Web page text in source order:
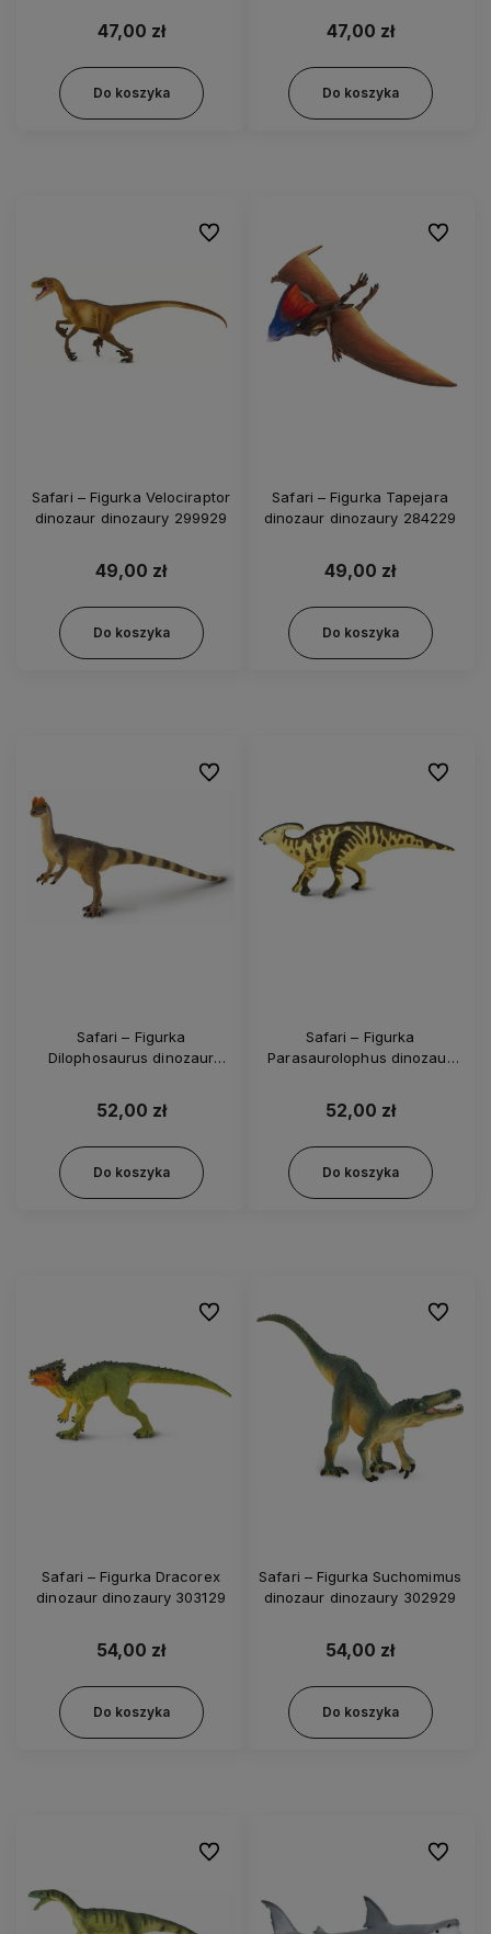
47,00 zł
Do koszyka
47,00 zł
Do koszyka
Safari – Figurka Velociraptor
dinozaur dinozaury 299929
49,00 zł
Do koszyka
Do ulubionych
Safari – Figurka Tapejara
dinozaur dinozaury 284229
49,00 zł
Do koszyka
Do
Safari – Figurka
Dilophosaurus dinozaur
52,00 zł
Do koszyka
Do ulubionych
Safari – Figurka
Parasaurolophus dinozaur
52,00 zł
Do koszyka
Do
Safari – Figurka Dracorex
dinozaur dinozaury 303129
54,00 zł
Do koszyka
Do ulubionych
Safari – Figurka Suchomimus
dinozaur dinozaury 302929
54,00 zł
Do koszyka
Do
Do ulubionych Do